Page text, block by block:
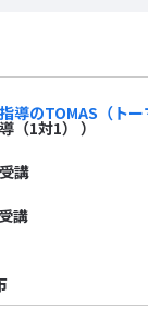
導のTOMAS（トー
（1対1） ）
講
講